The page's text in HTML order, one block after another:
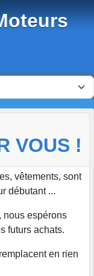
VOUS !
vêtements, sont
débutant ...
nous espérons
futurs achats.
en rien